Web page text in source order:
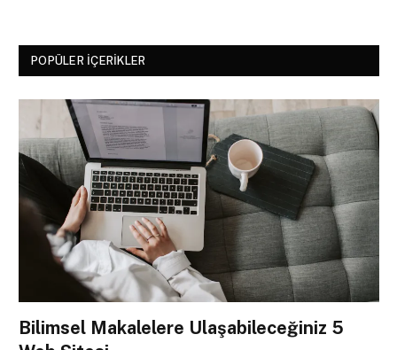
POPÜLER İÇERIKLER
Bilimsel Makalelere Ulaşabileceğiniz 5